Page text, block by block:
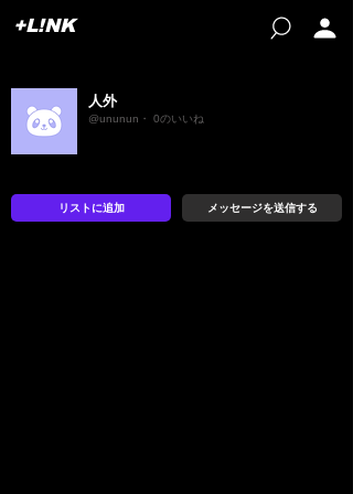
+L!NK
人外
@ununun・ 0のいいね
リストに追加 メッセージを送信する